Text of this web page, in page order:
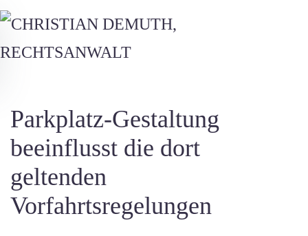
Skip to main content
Parkplatz-Gestaltung
beeinflusst die dort
geltenden
Vorfahrtsregelungen